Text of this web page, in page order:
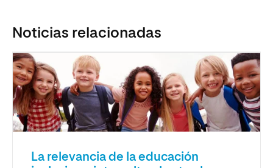
Noticias relacionadas
La relevancia de la educación